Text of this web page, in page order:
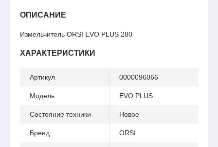
ОПИСАНИЕ
Измельчитель ORSI EVO PLUS 280
ХАРАКТЕРИСТИКИ
Артикул 0000096066
Модель EVO PLUS
Состояние техники Новое
Бренд ORSI